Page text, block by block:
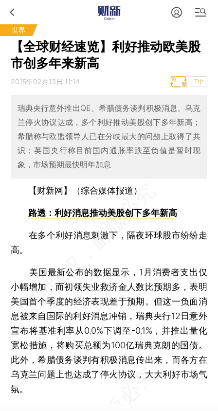
世界
【全球财经速览】利好推动欧美股
市创多年来新高
2015年02月13日 11:14 T中
瑞典央行意外推出QE、希腊债务谈判积极消息、乌克
兰停火协议达成，多个利好推动美股创下多年新高；
希腊称与欧盟领导人已在分歧最大的问题上取得了共
识；英国央行称目前国内通胀率跌至负值是暂时现
象，市场预期最快明年加息
【财新网】（综合媒体报道）
路透：利好消息推动美股创下多年新高
在多个利好消息刺激下，隔夜环球股市纷纷走
高。
美国最新公布的数据显示，1月消费者支出仅
小幅增加，而初领失业救济金人数比预期多，表明
美国首个季度的经济表现差于预期。但这一负面消
息被来自国际的利好消息冲销，瑞典央行12日意外
宣布将基准利率从0.0%下调至-0.1%，并推出量化
宽松措施，将购买总额为100亿瑞典克朗的国债。
此外，希腊债务谈判有积极消息传出来，而各方在
乌克兰问题上也达成了停火协议，大大利好市场气
氛。